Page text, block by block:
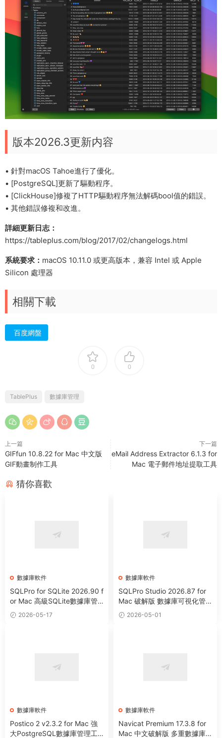
版本2026.3更新内容
• 針對macOS Tahoe進行了優化。
• [PostgreSQL]更新了驅動程序。
• [ClickHouse]修複了HTTP驅動程序無法解碼bool值的錯誤。
• 其他錯誤修複和改進。
詳細更新日志：
https://tableplus.com/blog/2017/02/changelogs.html
系統要求： macOS 10.11.0 或更高版本，兼容 Intel 或 Apple
Silicon 處理器
相關下載
百度網盤
0 0
TablePlus 數據庫管理
上一篇
GIFfun 10.8.22 for Mac 中文版
GIF動畫制作工具
下一篇
eMail Address Extractor 6.1.3 for
Mac 電子郵件地址提取工具
猜你喜歡
數據庫軟件
SQLPro for SQLite 2026.90 f
or Mac 高級SQLite數據庫管
理工具
2026-05-17
數據庫軟件
SQLPro Studio 2026.87 for
Mac 破解版 數據庫可視化管
理工具
2026-05-01
數據庫軟件
Postico 2 v2.3.2 for Mac 強
大PostgreSQL數據庫管理工
數據庫軟件
Navicat Premium 17.3.8 for
Mac 中文破解版 多重數據庫